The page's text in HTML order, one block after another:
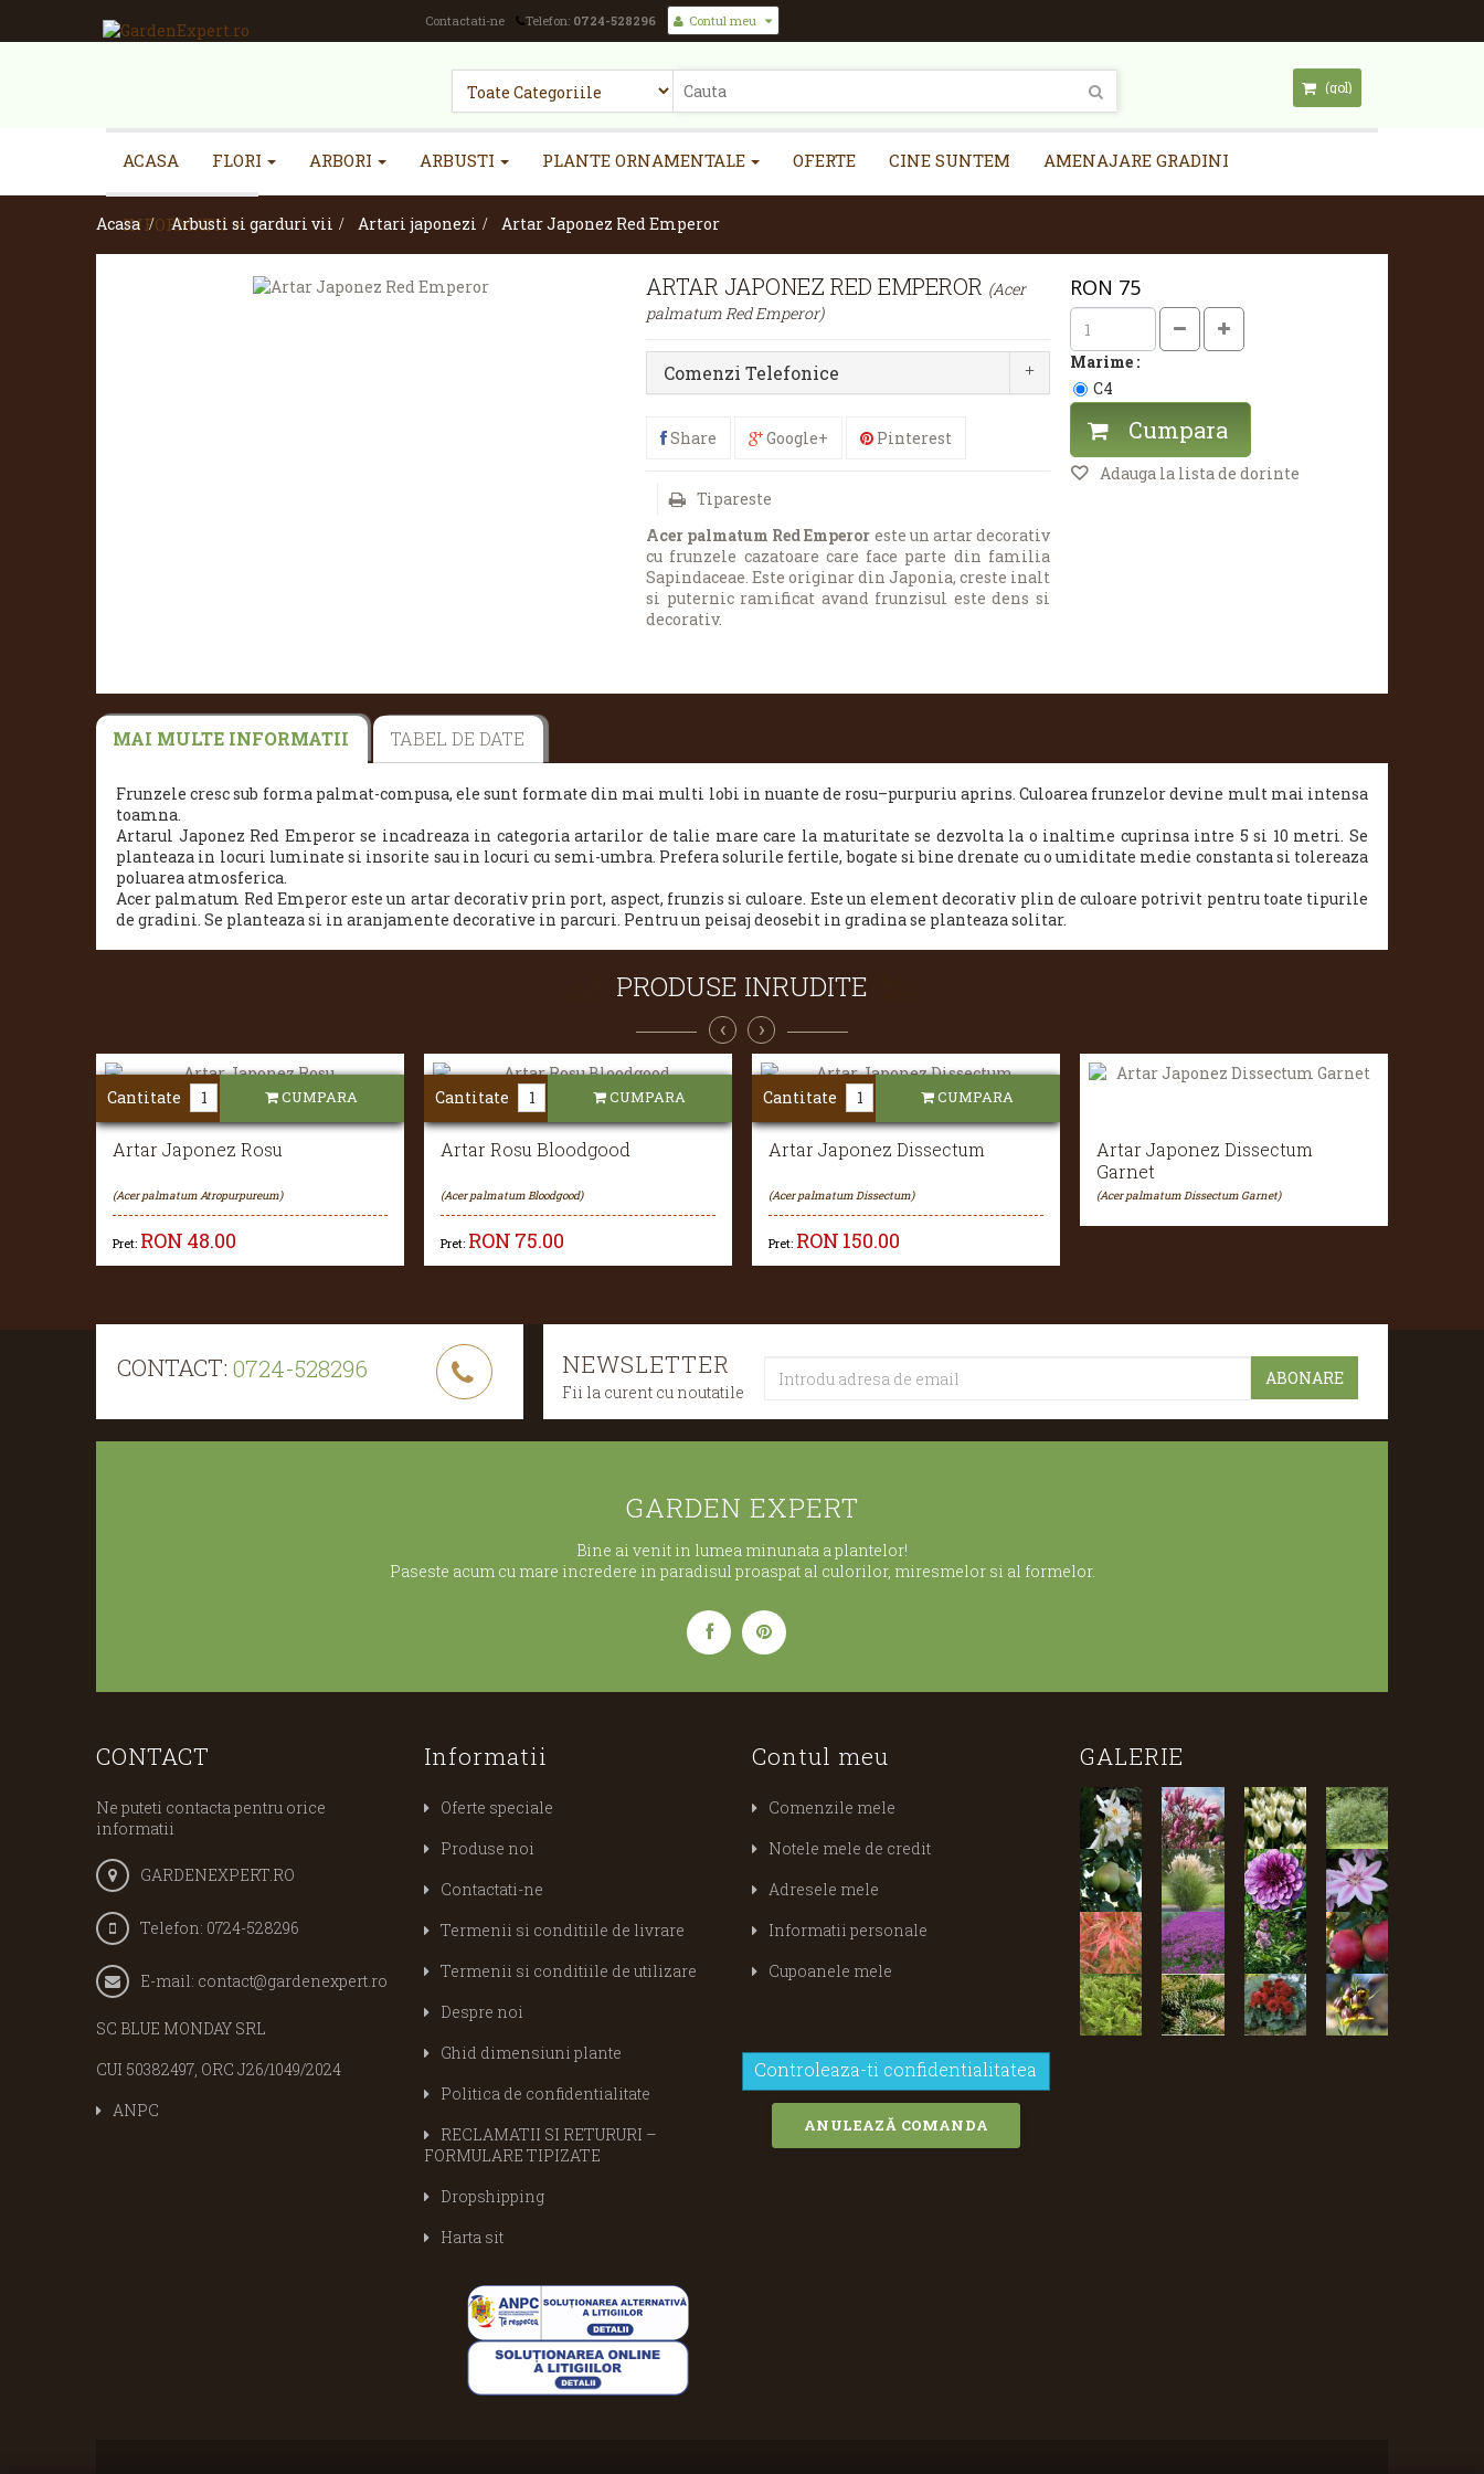
Contul meu
Contactati-ne Telefon: 0724-528296
(gol)
ACASA FLORI ARBORI ARBUSTI PLANTE ORNAMENTALE OFERTE CINE SUNTEM AMENAJARE GRADINI
INFORMATII
Acasa > Arbusti si garduri vii > Artari japonezi > Artar Japonez Red Emperor
ARTAR JAPONEZ RED EMPEROR (Acer
palmatum Red Emperor)
Comenzi Telefonice
Share Google+ Pinterest
Tipareste
Acer palmatum Red Emperor este un artar decorativ
cu frunzele cazatoare care face parte din familia
Sapindaceae. Este originar din Japonia, creste inalt
si puternic ramificat avand frunzisul este dens si
decorativ.
RON 75
Marime :
C4
Cumpara
Adauga la lista de dorinte
MAI MULTE INFORMATII TABEL DE DATE
Frunzele cresc sub forma palmat-compusa, ele sunt formate din mai multi lobi in nuante de rosu–purpuriu aprins. Culoarea frunzelor devine mult mai intensa
toamna.
Artarul Japonez Red Emperor se incadreaza in categoria artarilor de talie mare care la maturitate se dezvolta la o inaltime cuprinsa intre 5 si 10 metri. Se
planteaza in locuri luminate si insorite sau in locuri cu semi-umbra. Prefera solurile fertile, bogate si bine drenate cu o umiditate medie constanta si tolereaza
poluarea atmosferica.
Acer palmatum Red Emperor este un artar decorativ prin port, aspect, frunzis si culoare. Este un element decorativ plin de culoare potrivit pentru toate tipurile
de gradini. Se planteaza si in aranjamente decorative in parcuri. Pentru un peisaj deosebit in gradina se planteaza solitar.
PRODUSE INRUDITE
‹ ›
Artar Japonez Rosu
(Acer palmatum Atropurpureum)
Pret: RON 48.00
Cantitate CUMPARA
Artar Rosu Bloodgood
(Acer palmatum Bloodgood)
Pret: RON 75.00
Cantitate CUMPARA
Artar Japonez Dissectum
(Acer palmatum Dissectum)
Pret: RON 150.00
Cantitate CUMPARA
Artar Japonez Dissectum
Garnet
(Acer palmatum Dissectum Garnet)
CONTACT: 0724-528296 NEWSLETTER
Fii la curent cu noutatile
GARDEN EXPERT
Bine ai venit in lumea minunata a plantelor!
Paseste acum cu mare incredere in paradisul proaspat al culorilor, miresmelor si al formelor.
CONTACT
Ne puteti contacta pentru orice
informatii
GARDENEXPERT.RO
Telefon: 0724-528296
E-mail: contact@gardenexpert.ro
SC BLUE MONDAY SRL
CUI 50382497, ORC J26/1049/2024
ANPC
Informatii
Oferte speciale
Produse noi
Contactati-ne
Termenii si conditiile de livrare
Termenii si conditiile de utilizare
Despre noi
Ghid dimensiuni plante
Politica de confidentialitate
RECLAMATII SI RETURURI –
FORMULARE TIPIZATE
Dropshipping
Harta sit
Contul meu
Comenzile mele
Notele mele de credit
Adresele mele
Informatii personale
Cupoanele mele
GALERIE
Controleaza-ti confidentialitatea
ANULEAZĂ COMANDA